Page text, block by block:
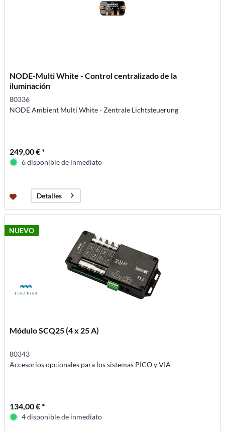
NODE-Multi White - Control centralizado de la
iluminación
80336
NODE Ambient Multi White - Zentrale Lichtsteuerung
249,00 € *
6 disponible de inmediato
Detalles
NUEVO
Módulo SCQ25 (4 x 25 A)
80343
Accesorios opcionales para los sistemas PICO y VIA
134,00 € *
4 disponible de inmediato